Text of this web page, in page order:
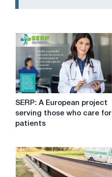
SERP:
European
project
those
who
care
SERP: A European project
serving those who care for
patients